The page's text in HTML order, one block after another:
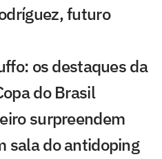
futuro
os destaques da
do Brasil
surpreendem
sala do antidoping